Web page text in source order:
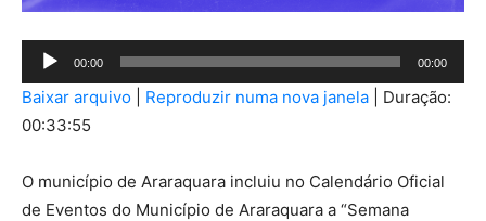
Tocador
de
áudio
00:00 00:00
Baixar arquivo Reproduzir numa nova janela
Duração:
00:33:55
O município de Araraquara incluiu no Calendário Oficial
de Eventos do Município de Araraquara a “Semana